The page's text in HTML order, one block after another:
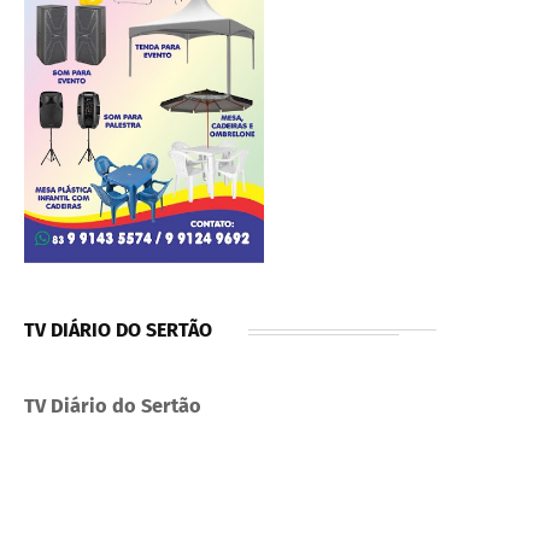
TV DIÁRIO DO SERTÃO
TV Diário do Sertão